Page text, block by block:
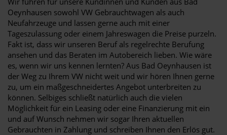
Oeynhausen sowohl VW Gebrauchtwagen als auch
Neufahrzeuge und lassen gerne auch mit einer
Tageszulassung oder einem Jahreswagen die Preise purzeln.
Fakt ist, dass wir unseren Beruf als regelrechte Berufung
ansehen und das Beraten im Autobereich lieben. Wie wäre
es, wenn wir uns kennen lernten? Aus Bad Oeynhausen ist
der Weg zu Ihrem VW nicht weit und wir hören Ihnen gerne
zu, um ein maßgeschneidertes Angebot unterbreiten zu
können. Selbiges schließt natürlich auch die vielen
Möglichkeit für ein Leasing oder eine Finanzierung mit ein
und auf Wunsch nehmen wir sogar Ihren aktuellen
Gebrauchten in Zahlung und schreiben Ihnen den Erlös gut.